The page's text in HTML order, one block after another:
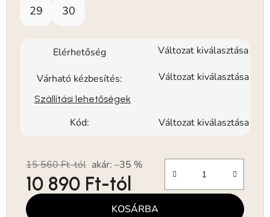
29 30
Elérhetőség Változat kiválasztása
Várható kézbesítés: Változat kiválasztása
Szállítási lehetőségek
Kód: Változat kiválasztása
15 560 Ft-tól akár: –35 %
10 890 Ft-tól
Egységár: KOSÁRBA